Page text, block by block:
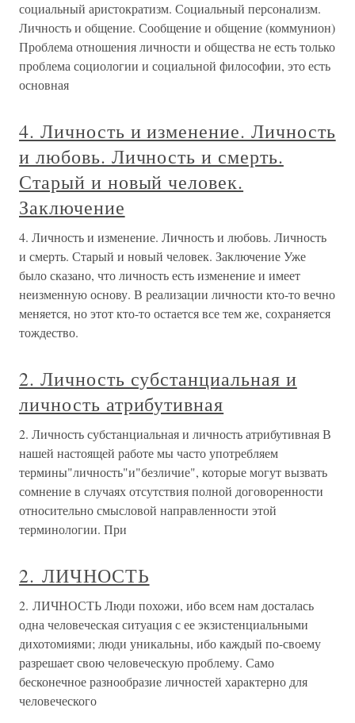
социальный аристократизм. Социальный персонализм.
Личность и общение. Сообщение и общение (коммунион)
Проблема отношения личности и общества не есть только
проблема социологии и социальной философии, это есть
основная
4. Личность и изменение. Личность
и любовь. Личность и смерть.
Старый и новый человек.
Заключение
4. Личность и изменение. Личность и любовь. Личность
и смерть. Старый и новый человек. Заключение Уже
было сказано, что личность есть изменение и имеет
неизменную основу. В реализации личности кто-то вечно
меняется, но этот кто-то остается все тем же, сохраняется
тождество.
2. Личность субстанциальная и
личность атрибутивная
2. Личность субстанциальная и личность атрибутивная В
нашей настоящей работе мы часто употребляем
термины"личность"и"безличие", которые могут вызвать
сомнение в случаях отсутствия полной договоренности
относительно смысловой направленности этой
терминологии. При
2. ЛИЧНОСТЬ
2. ЛИЧНОСТЬ Люди похожи, ибо всем нам досталась
одна человеческая ситуация с ее экзистенциальными
дихотомиями; люди уникальны, ибо каждый по-своему
разрешает свою человеческую проблему. Само
бесконечное разнообразие личностей характерно для
человеческого